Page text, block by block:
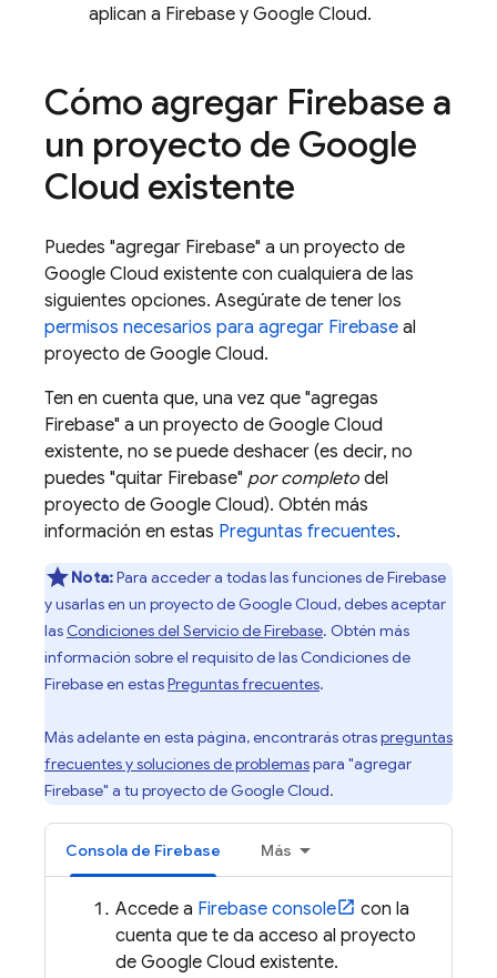
aplican a Firebase y Google Cloud.
Cómo agregar Firebase a
un proyecto de Google
Cloud existente
Puedes "agregar Firebase" a un proyecto de
Google Cloud existente con cualquiera de las
siguientes opciones. Asegúrate de tener los
permisos necesarios para agregar Firebase al
proyecto de Google Cloud.
Ten en cuenta que, una vez que "agregas
Firebase" a un proyecto de Google Cloud
existente, no se puede deshacer (es decir, no
puedes "quitar Firebase" por completo del
proyecto de Google Cloud). Obtén más
información en estas Preguntas frecuentes.
Nota:Para acceder a todas las funciones de Firebase
y usarlas en un proyecto de Google Cloud, debes aceptar
las Condiciones del Servicio de Firebase. Obtén más
información sobre el requisito de las Condiciones de
Firebase en estasPreguntas frecuentes.
Más adelante en esta página, encontrarás otraspreguntas
frecuentes y soluciones de problemaspara "agregar
Firebase" a tu proyecto de Google Cloud.
Consola de Firebase Más
Accede a Firebase console
con la
cuenta que te da acceso al proyecto
de Google Cloud existente.